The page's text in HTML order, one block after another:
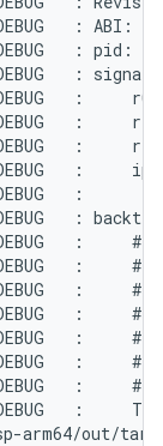
: ABI:
: pid:
: signal
:     r0
:     r4
DEBUG   :
:     ip
:
:
:
DEBUG   :
:
:
:
:
DEBUG   :
:
arm64/out/